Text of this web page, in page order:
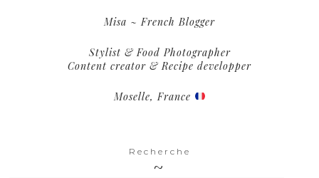
Misa ~ French Blogger
Stylist & Food Photographer
Content creator & Recipe developper
Moselle, France
Recherche